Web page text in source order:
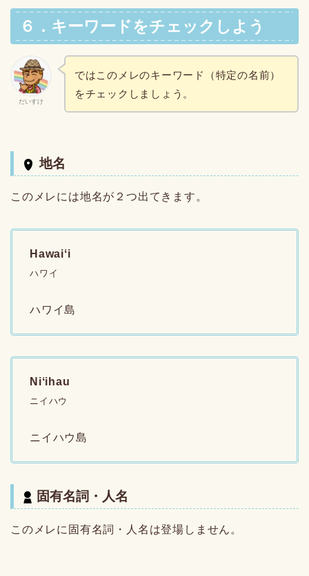
６．キーワードをチェックしよう
だいすけ
ではこのメレのキーワード（特定の名前）
をチェックしましょう。
地名
このメレには地名が２つ出てきます。
Hawaiʻi
ハワイ
ハワイ島
Niʻihau
ニイハウ
ニイハウ島
固有名詞・人名
このメレに固有名詞・人名は登場しません。